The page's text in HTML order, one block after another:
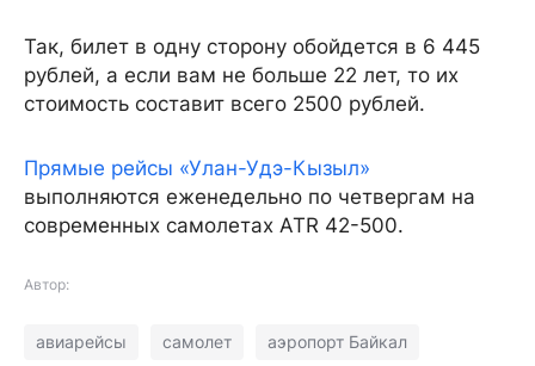
Так, билет в одну сторону обойдется в 6 445
рублей, а если вам не больше 22 лет, то их
стоимость составит всего 2500 рублей.
Прямые рейсы «Улан-Удэ-Кызыл»
выполняются еженедельно по четвергам на
современных самолетах ATR 42-500.
Автор:
авиарейсы самолет аэропорт Байкал